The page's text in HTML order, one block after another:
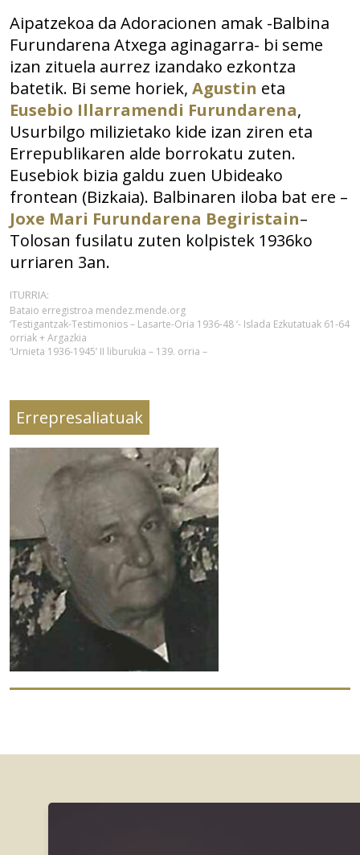
Aipatzekoa da Adoracionen amak -Balbina
Furundarena Atxega aginagarra- bi seme
izan zituela aurrez izandako ezkontza
batetik. Bi seme horiek, Agustin eta
Eusebio Illarramendi Furundarena,
Usurbilgo milizietako kide izan ziren eta
Errepublikaren alde borrokatu zuten.
Eusebiok bizia galdu zuen Ubideako
frontean (Bizkaia). Balbinaren iloba bat ere –
Joxe Mari Furundarena Begiristain–
Tolosan fusilatu zuten kolpistek 1936ko
urriaren 3an.
ITURRIA:
Bataio erregistroa mendez.mende.org
‘Testigantzak-Testimonios – Lasarte-Oria 1936-48 ‘- Islada Ezkutatuak 61-64
orriak + Argazkia
‘Urnieta 1936-1945’ II liburukia – 139. orria –
Errepresaliatuak